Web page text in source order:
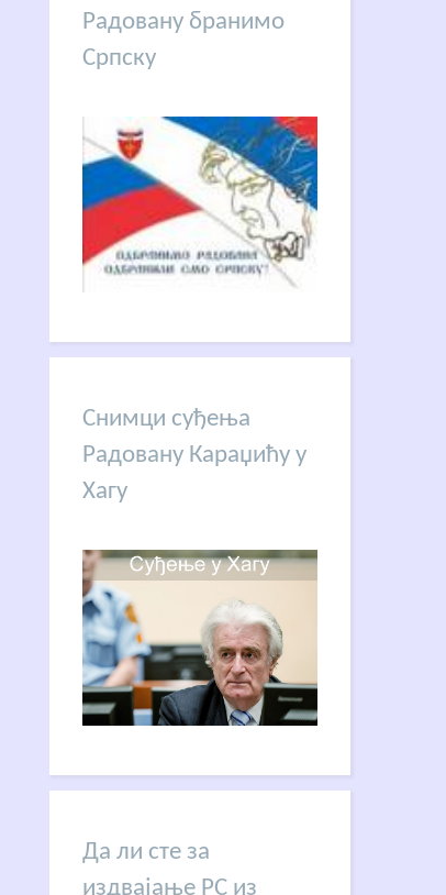
Радовану бранимо
Српску
Снимци суђења
Радовану Караџићу у
Хагу
Да ли сте за
издвајање РС из